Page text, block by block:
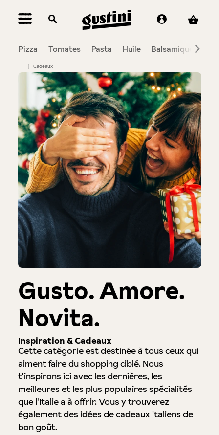
principal
Pizza Tomates Pasta Huile Balsamique
| Cadeaux
Gusto. Amore.
Novita.
Inspiration & Cadeaux
Cette catégorie est destinée à tous ceux qui
aiment faire du shopping ciblé. Nous
t'inspirons ici avec les dernières, les
meilleures et les plus populaires spécialités
que l'Italie a à offrir. Vous y trouverez
également des idées de cadeaux italiens de
bon goût.